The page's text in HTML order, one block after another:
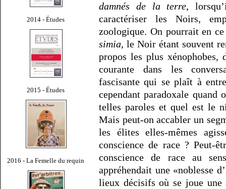
2014 - Études
2015 - Études
2016 - La Femelle du requin
damnés de la terre,
caractériser les Noirs,
zoologique. On pourrait en
simia, le Noir étant souvent
propos les plus xénophobes,
courante dans les
fascisante qui se plaît à
cependant paradoxale
telles paroles et quel est le
Mais peut-on accabler un
les élites elles-mêmes
conscience de race ? Peut-
conscience de race au
appréhendait une «noblesse
lieux décisifs où se joue